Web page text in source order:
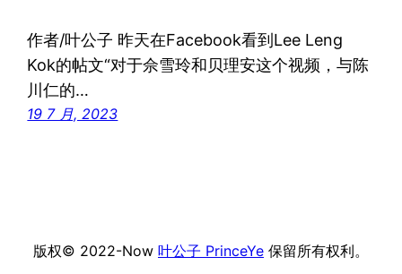
作者/叶公子 昨天在Facebook看到Lee Leng
Kok的帖文“对于佘雪玲和贝理安这个视频，与陈
川仁的…
19 7 月, 2023
版权© 2022-Now 叶公子 PrinceYe 保留所有权利。